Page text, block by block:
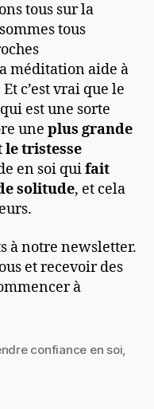
tous sur la
tous
méditation aide à
Et c’est vrai que le
est une sorte
une plus grande
le tristesse
en soi quifait
solitude, et cela
à notre newsletter.
et recevoir des
à
confiance en soi